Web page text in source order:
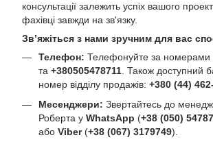
консультації залежить успіх вашого
фахівці завжди на зв'язку.
Зв’яжіться з нами зручним для вас
Телефон: Телефонуйте за номерами
та +380505478711 . Також доступний
номер відділу продажів: +380 (44)
Месенджери: Звертайтесь до
Роберта у WhatsApp (+38 (050)
або Viber(+38 (067) 3179749).